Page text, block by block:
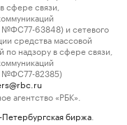
сфере связи,
63848) и сетевого
средства массовой
надзору в сфере связи,
№ФС77-82385)
агентство «РБК».
биржа